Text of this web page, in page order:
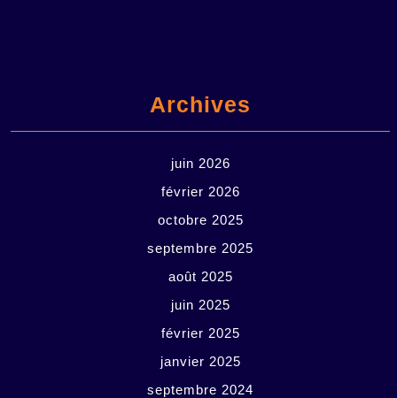
Archives
juin 2026
février 2026
octobre 2025
septembre 2025
août 2025
juin 2025
février 2025
janvier 2025
septembre 2024